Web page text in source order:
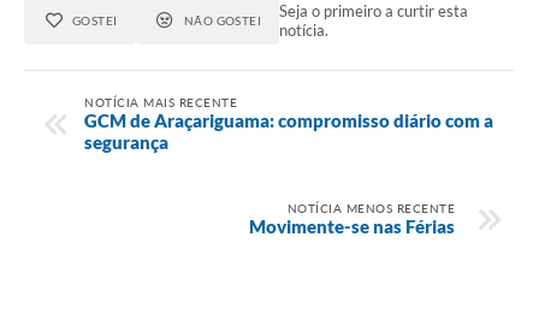
GOSTEI NÃO GOSTEI
Seja o primeiro a curtir esta
notícia.
NOTÍCIA MAIS RECENTE
GCM de Araçariguama: compromisso diário com a
segurança
NOTÍCIA MENOS RECENTE
Movimente-se nas Férias